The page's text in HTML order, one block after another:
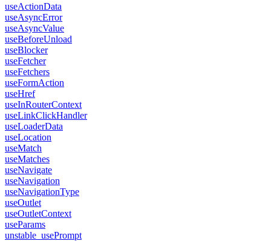
useActionData
useAsyncError
useAsyncValue
useBeforeUnload
useBlocker
useFetcher
useFetchers
useFormAction
useHref
useInRouterContext
useLinkClickHandler
useLoaderData
useLocation
useMatch
useMatches
useNavigate
useNavigation
useNavigationType
useOutlet
useOutletContext
useParams
unstable_usePrompt